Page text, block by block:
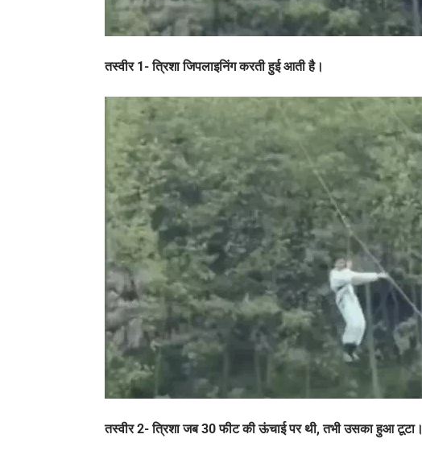
तस्वीर 1- त्रिशा जिपलाइनिंग करती हुई आती है।
तस्वीर 2- त्रिशा जब 30 फीट की ऊंचाई पर थी, तभी उसका हुआ टूटा।